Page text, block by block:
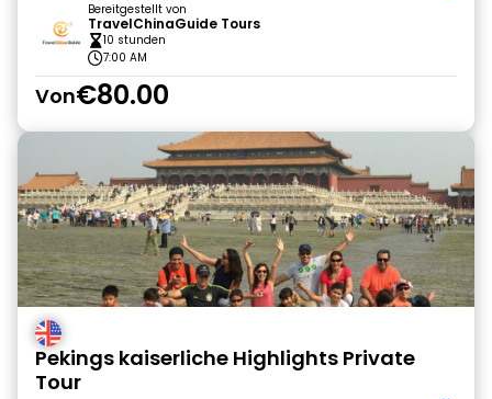
Bereitgestellt von
TravelChinaGuide Tours
10 stunden
7:00 AM
Von€80.00
Pekings kaiserliche Highlights Private
Tour